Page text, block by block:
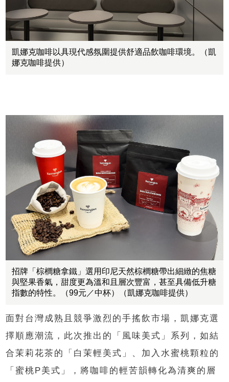
凱娜克咖啡以具現代感氛圍提供舒適品飲咖啡環境。（凱
娜克咖啡提供）
招牌「棕櫚糖拿鐵」選用印尼天然棕櫚糖帶出細緻的焦糖
與堅果香氣，甜度更為溫和且層次豐富，甚至具備低升糖
指數的特性。（99元／中杯）（凱娜克咖啡提供）
面對台灣成熟且競爭激烈的手搖飲市場，凱娜克選
擇順應潮流，此次推出的「風味美式」系列，如結
合茉莉花茶的「白茉輕美式」、加入水蜜桃顆粒的
「蜜桃P美式」，將咖啡的輕苦韻轉化為清爽的層